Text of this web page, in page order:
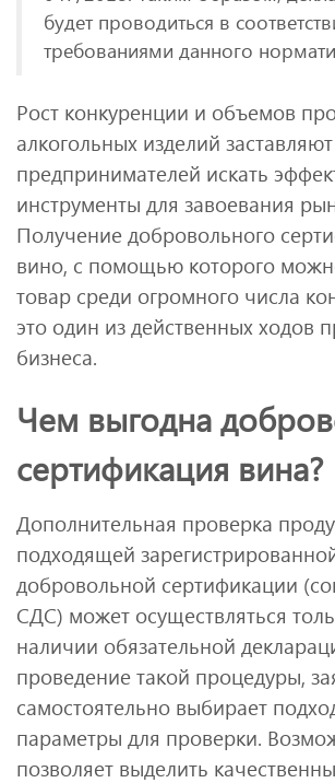
будет проводиться в
требованиями данного
Рост конкуренции и объемов
алкогольных изделий заставляют
предпринимателей искать
инструменты для завоевания
Получение добровольного
вино, с помощью которого
товар среди огромного числа
это один из действенных ходов
бизнеса.
Чем выгодна
сертификация вина?
Дополнительная проверка
подходящей
добровольной сертификации
СДС) может осуществляться
наличии обязательной
проведение такой процедуры,
самостоятельно выбирает
параметры для проверки.
позволяет выделить